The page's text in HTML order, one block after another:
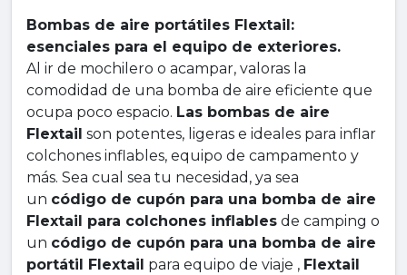
Bombas de aire portátiles Flextail:
esenciales para el equipo de exteriores.
Al ir de mochilero o acampar, valoras la
comodidad de una bomba de aire eficiente que
ocupa poco espacio. Las bombas de aire
Flextail son potentes, ligeras e ideales para inflar
colchones inflables, equipo de campamento y
más. Sea cual sea tu necesidad, ya sea
un código de cupón para una bomba de aire
Flextail para colchones inflables de camping o
un código de cupón para una bomba de aire
portátil Flextail para equipo de viaje , Flextail